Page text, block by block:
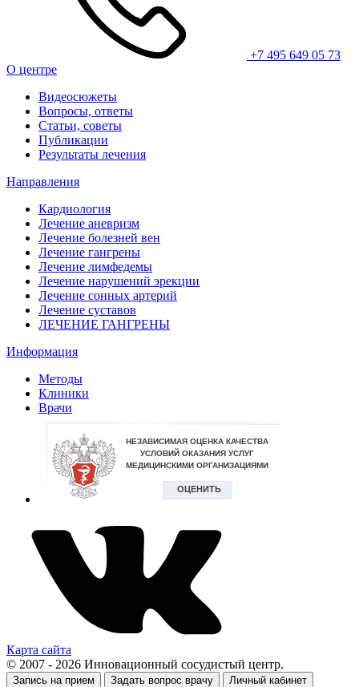
+7 495 649 05 73
О центре
Видеосюжеты
Вопросы, ответы
Статьи, советы
Публикации
Результаты лечения
Направления
Кардиология
Лечение аневризм
Лечение болезней вен
Лечение гангрены
Лечение лимфедемы
Лечение нарушений эрекции
Лечение сонных артерий
Лечение суставов
ЛЕЧЕНИЕ ГАНГРЕНЫ
Информация
Методы
Клиники
Врачи
Карта сайта
© 2007 - 2026 Инновационный сосудистый центр.
Запись на прием Задать вопрос врачу
Личный кабинет